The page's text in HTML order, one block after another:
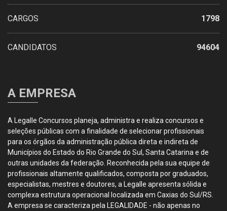
CARGOS 1798
CANDIDATOS 94604
A EMPRESA
A Legalle Concursos planeja, administra e realiza concursos e
seleções públicas com a finalidade de selecionar profissionais
para os órgãos da administração pública direta e indireta de
Municípios do Estado do Rio Grande do Sul, Santa Catarina e de
outras unidades da federação. Reconhecida pela sua equipe de
profissionais altamente qualificados, composta por graduados,
especialistas, mestres e doutores, a Legalle apresenta sólida e
complexa estrutura operacional localizada em Caxias do Sul/RS.
A empresa se caracteriza pela LEGALIDADE - não apenas no